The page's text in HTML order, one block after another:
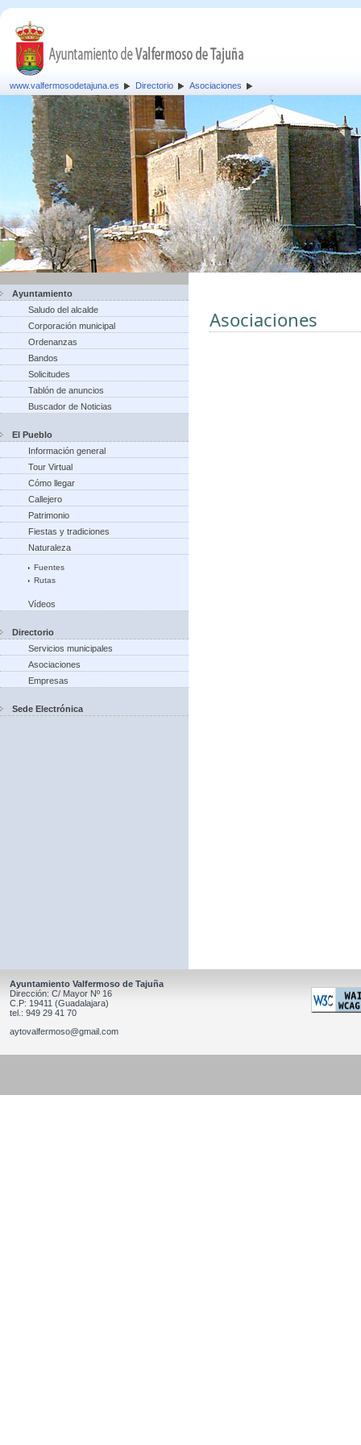
www.valfermosodetajuna.es Directorio Asociaciones
Ayuntamiento
Saludo del alcalde
Corporación municipal
Ordenanzas
Bandos
Solicitudes
Tablón de anuncios
Buscador de Noticias
El Pueblo
Información general
Tour Virtual
Cómo llegar
Callejero
Patrimonio
Fiestas y tradiciones
Naturaleza
Fuentes
Rutas
Vídeos
Directorio
Servicios municipales
Asociaciones
Empresas
Sede Electrónica
Asociaciones
Ayuntamiento Valfermoso de Tajuña
Dirección: C/ Mayor Nº 16
C.P: 19411 (Guadalajara)
tel.: 949 29 41 70
aytovalfermoso@gmail.com